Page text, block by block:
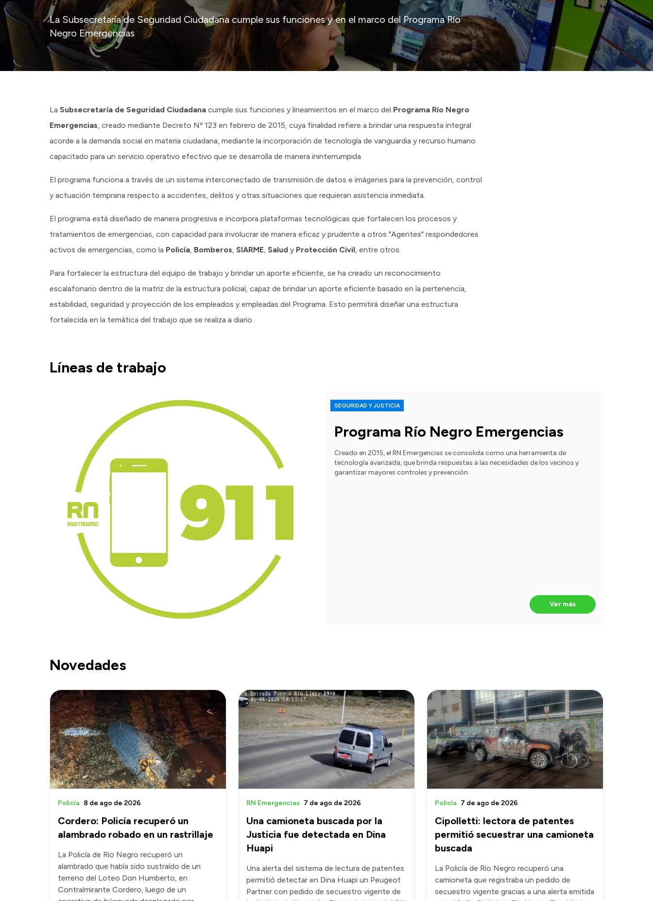
La Subsecretaría de Seguridad Ciudadana cumple sus funciones y en el marco del Programa Río
Negro Emergencias
La Subsecretaría de Seguridad Ciudadana cumple sus funciones y lineamientos en el marco del Programa Río Negro
Emergencias, creado mediante Decreto Nº 123 en febrero de 2015, cuya finalidad refiere a brindar una respuesta integral
acorde a la demanda social en materia ciudadana, mediante la incorporación de tecnología de vanguardia y recurso humano
capacitado para un servicio operativo efectivo que se desarrolla de manera ininterrumpida.
El programa funciona a través de un sistema interconectado de transmisión de datos e imágenes para la prevención, control
y actuación temprana respecto a accidentes, delitos y otras situaciones que requieran asistencia inmediata.
El programa está diseñado de manera progresiva e incorpora plataformas tecnológicas que fortalecen los procesos y
tratamientos de emergencias, con capacidad para involucrar de manera eficaz y prudente a otros "Agentes" respondedores
activos de emergencias, como la Policía, Bomberos, SIARME, Salud y Protección Civil, entre otros.
Para fortalecer la estructura del equipo de trabajo y brindar un aporte eficiente, se ha creado un reconocimiento
escalafonario dentro de la matriz de la estructura policial, capaz de brindar un aporte eficiente basado en la pertenencia,
estabilidad, seguridad y proyección de los empleados y empleadas del Programa. Esto permitirá diseñar una estructura
fortalecida en la temática del trabajo que se realiza a diario.
Líneas de trabajo
Programa Río Negro Emergencias
SEGURIDAD Y JUSTICIA
Creado en 2015, el RN Emergencias se consolida como una herramienta de
tecnología avanzada, que brinda respuestas a las necesidades de los vecinos y
garantizar mayores controles y prevención.
Ver más
Novedades
Cordero: Policía recuperó un
alambrado robado en un rastrillaje
Policía 8 de ago de 2026
La Policía de Río Negro recuperó un
alambrado que había sido sustraído de un
terreno del Loteo Don Humberto, en
Contralmirante Cordero, luego de un
Una camioneta buscada por la
Justicia fue detectada en Dina
Huapi
RN Emergencias 7 de ago de 2026
Una alerta del sistema de lectura de patentes
permitió detectar en Dina Huapi un Peugeot
Partner con pedido de secuestro vigente de
Cipolletti: lectora de patentes
permitió secuestrar una camioneta
buscada
Policía 7 de ago de 2026
La Policía de Río Negro recuperó una
camioneta que registraba un pedido de
secuestro vigente gracias a una alerta emitida